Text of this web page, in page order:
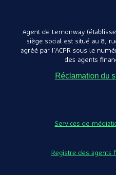
Agent de Lemonway
siège social est situé au 8,
agréé par l’ACPR sous le
des agents
Réclamation du
Services de
Registre des agents